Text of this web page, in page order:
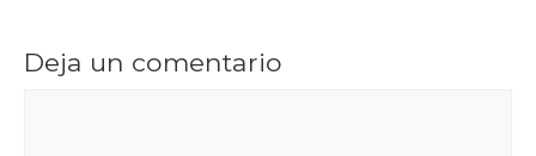
Deja un comentario